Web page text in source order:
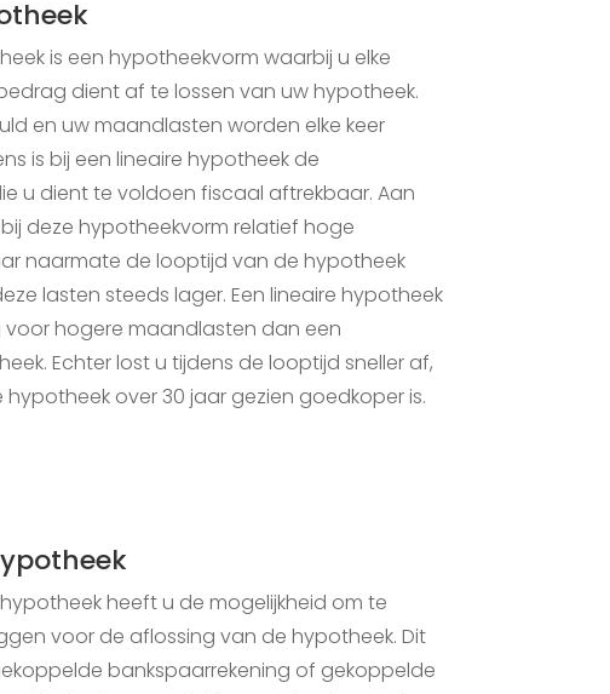
is een hypotheekvorm waarbij u elke
dient af te lossen van uw hypotheek.
en uw maandlasten worden elke keer
is bij een lineaire hypotheek de
u dient te voldoen fiscaal aftrekbaar. Aan
deze hypotheekvorm relatief hoge
naarmate de looptijd van de hypotheek
lasten steeds lager. Een lineaire hypotheek
hogere maandlasten dan een
Echter lost u tijdens de looptijd sneller af,
hypotheek over 30 jaar gezien goedkoper is.
heeft u de mogelijkheid om te
voor de aflossing van de hypotheek. Dit
bankspaarrekening of gekoppelde